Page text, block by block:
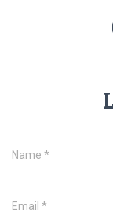
Name *
Email *